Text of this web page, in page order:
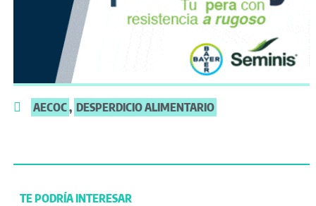
AECOC, DESPERDICIO ALIMENTARIO
TE PODRÍA INTERESAR